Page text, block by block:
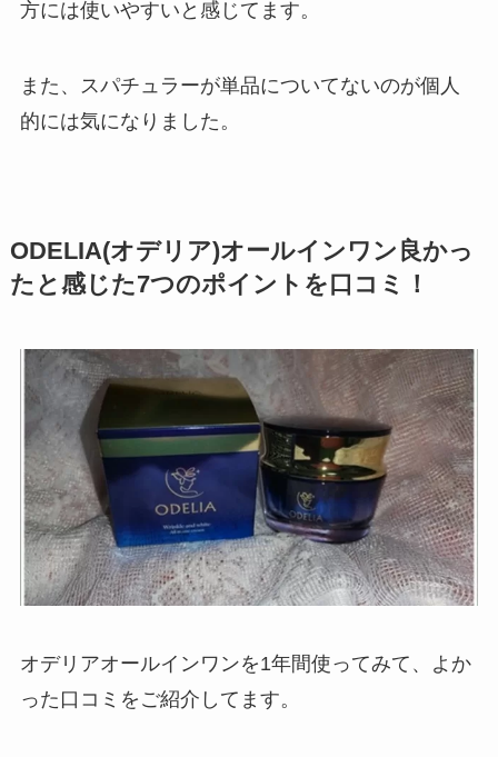
方には使いやすいと感じてます。
また、スパチュラーが単品についてないのが個人
的には気になりました。
ODELIA(オデリア)オールインワン良かっ
たと感じた7つのポイントを⼝コミ！
オデリアオールインワンを1年間使ってみて、よか
った口コミをご紹介してます。